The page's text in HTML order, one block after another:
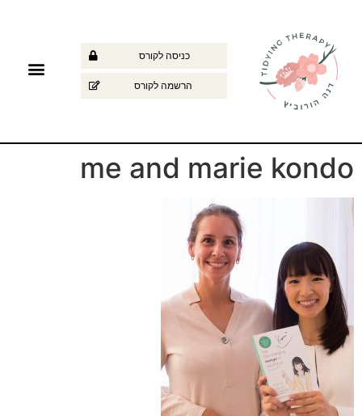
כניסה לקורס
הרשמה לקורס
me and marie kondo